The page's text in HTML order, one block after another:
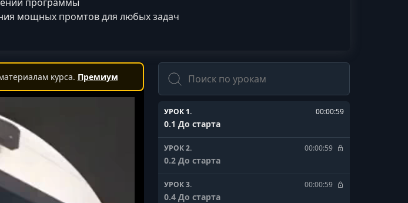
мощных промтов для любых задач
курса. Премиум
Поиск
УРОК 1. 00:00:59
0.1 До старта
УРОК 2. 00:00:59
0.2 До старта
УРОК 3. 00:00:59
0.4 До старта